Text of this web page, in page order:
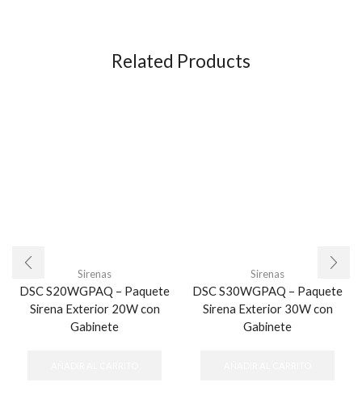
Related Products
Sirenas
DSC S20WGPAQ – Paquete
Sirena Exterior 20W con
Gabinete
Sirenas
DSC S30WGPAQ – Paquete
Sirena Exterior 30W con
Gabinete